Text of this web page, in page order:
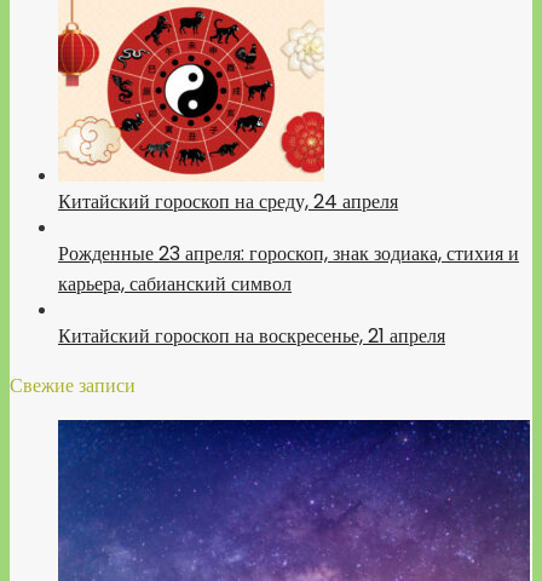
Китайский гороскоп на среду, 24 апреля
Рожденные 23 апреля: гороскоп, знак зодиака, стихия и
карьера, сабианский символ
Китайский гороскоп на воскресенье, 21 апреля
Свежие записи